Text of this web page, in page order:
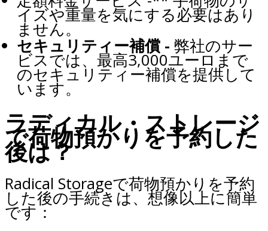
イズや重量を気にする必要はあり
ません。
セキュリティー補償 - 弊社のサー
ビスでは、最高3,000ユーロまで
のセキュリティー補償を提供して
います。
ラディカル・ストレージ
で荷物預かりを予約した
後は？
Radical Storageで荷物預かりを予約
した後の手続きは、想像以上に簡単
です：